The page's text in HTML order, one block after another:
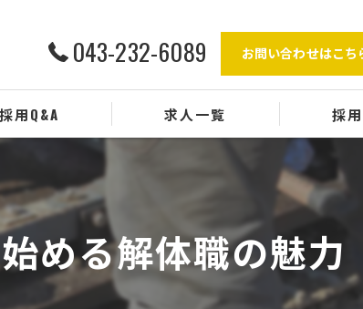
043-232-6089 お問い合わせはこち
採用Q&A 求人一覧 採
める解体職の魅力